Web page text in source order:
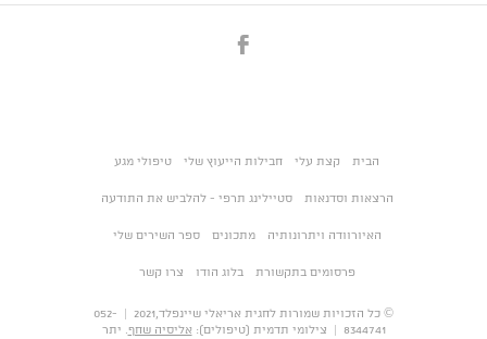
הבית קצת עלי חבילות הייעוץ שלי טיפולי מגע
הרצאות וסדנאות סטיילינג תרפי - להלביש את התודעה
האיורוודה ויתרונותיה מתכונים ספר השירים שלי
פרסומים בתקשורת בלוג הודו צרו קשר
© כל הזכויות שמורות לחגית אריאלי שיינפלד,2021 | 052-
8344741 | צילומי תדמית (טיפולים):
אליסיה שחף. יתר